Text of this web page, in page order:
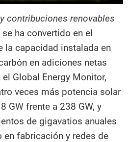
contribuciones renovables
ha convertido en el
la capacidad instalada en
en adiciones netas
Global Energy Monitor,
veces más potencia solar
GW frente a 238 GW, y
de gigavatios anuales
fabricación y redes de